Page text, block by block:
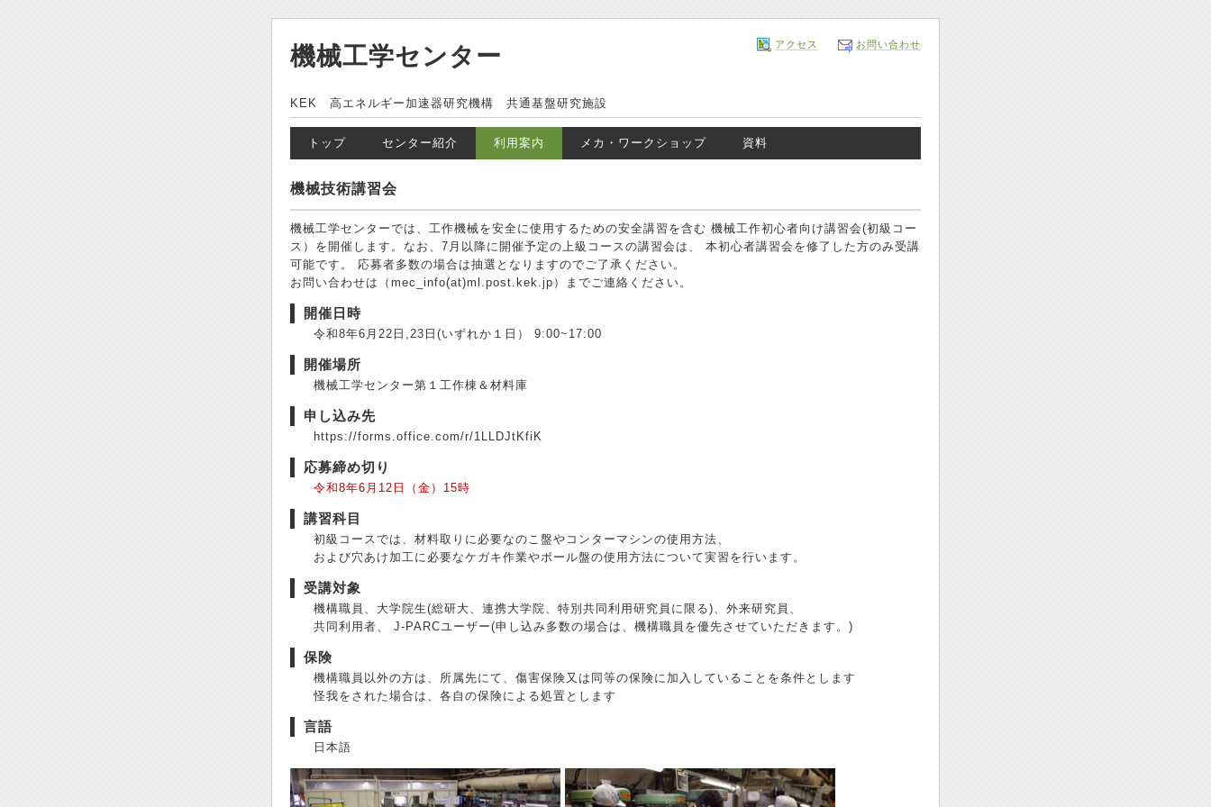
機械工学センター
KEK 高エネルギー加速器研究機構 共通基盤研究施設
アクセス お問い合わせ
トップ センター紹介 利用案内 メカ・ワークショップ 資料
機械技術講習会
機械工学センターでは、工作機械を安全に使用するための安全講習を含む 機械工作初心者向け講習会(初級コー
ス）を開催します。なお、7月以降に開催予定の上級コースの講習会は、 本初心者講習会を修了した方のみ受講
可能です。 応募者多数の場合は抽選となりますのでご了承ください。
お問い合わせは（mec_info(at)ml.post.kek.jp）までご連絡ください。
開催日時
令和8年6月22日,23日(いずれか１日） 9:00~17:00
開催場所
機械工学センター第１工作棟＆材料庫
申し込み先
https://forms.office.com/r/1LLDJtKfiK
応募締め切り
令和8年6月12日（金）15時
講習科目
初級コースでは、材料取りに必要なのこ盤やコンターマシンの使用方法、
および穴あけ加工に必要なケガキ作業やボール盤の使用方法について実習を行います。
受講対象
機構職員、大学院生(総研大、連携大学院、特別共同利用研究員に限る)、外来研究員、
共同利用者、 J-PARCユーザー(申し込み多数の場合は、機構職員を優先させていただきます。)
保険
機構職員以外の方は、所属先にて、傷害保険又は同等の保険に加入していることを条件とします
怪我をされた場合は、各自の保険による処置とします
言語
日本語